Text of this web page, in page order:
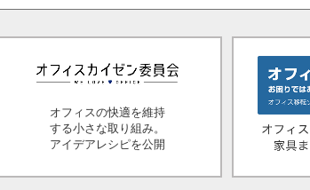
オフィスの快適を維持
する小さな取り組み。
アイデアレシピを公開